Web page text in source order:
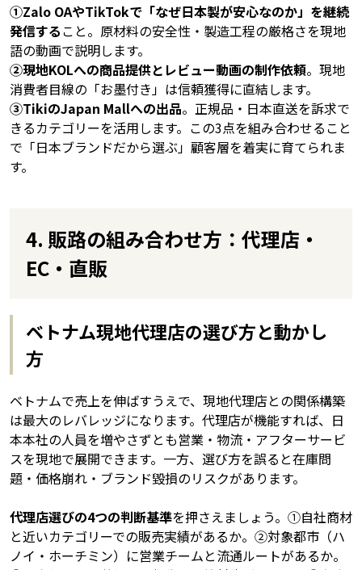
①Zalo OAやTikTokで「なぜ日本製が安心なのか」を継続
発信すること。原材料の安全性・製造工程の厳格さを現地
語の動画で説明します。
②現地KOLへの商品提供とレビュー動画の制作依頼。現地
消費者目線の「お墨付き」は信頼獲得に直結します。
③TikiのJapan Mallへの出品。正規品・日本直送を訴求で
きるカテゴリーを活用します。この3点を組み合わせること
で「日本ブランドだから選ぶ」顧客層を着実に育てられま
す。
4. 販路の組み合わせ方：代理店・
EC・直販
ベトナム現地代理店の選び方と動かし
方
ベトナムで売上を伸ばすうえで、現地代理店との関係構築
は最大のレバレッジになります。代理店が機能すれば、日
本本社の人員を増やさずとも営業・物流・アフターサービ
スを現地で展開できます。一方、選び方を誤ると在庫問
題・価格崩れ・ブランド毀損のリスクがあります。
代理店選びの4つの判断基準を押さえましょう。①自社商材
と近いカテゴリーでの販売実績があるか。②対象都市（ハ
ノイ・ホーチミン）に営業チームと流通ルートがあるか。